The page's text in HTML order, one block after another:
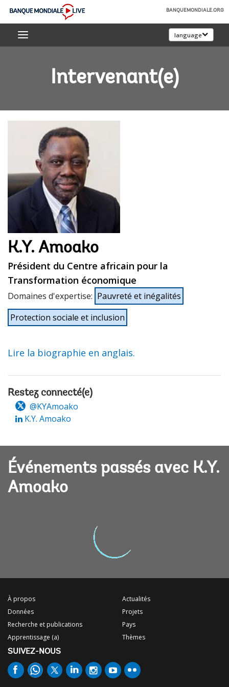
Skip
Main
Banque
mondiale
BANQUEMONDIALE.ORG
language
Intervenant(e)
K.Y. Amoako
Président du Centre africain pour la
Transformation économique
Domaines d'expertise: Pauvreté et inégalités
Protection sociale et inclusion
Lire la biographie en anglais.
Restez connecté(e)
@KYAmoako
K.Y. Amoako
Événements passés avec K.Y.
Amoako
À propos
Données
Recherche et publications
Apprentissage (a)
Actualités
Projets
Pays
Thèmes
SUIVEZ-NOUS